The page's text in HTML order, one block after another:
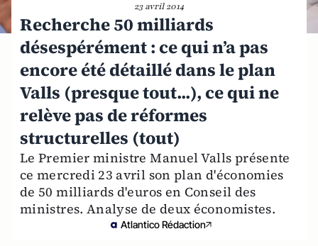
23 avril 2014
Recherche 50 milliards
désespérément : ce qui n’a pas
encore été détaillé dans le plan
Valls (presque tout...), ce qui ne
relève pas de réformes
structurelles (tout)
Le Premier ministre Manuel Valls présente
ce mercredi 23 avril son plan d'économies
de 50 milliards d'euros en Conseil des
ministres. Analyse de deux économistes.
Atlantico Rédaction